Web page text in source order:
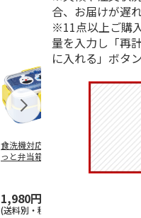
食洗機対応 2段ふわ
っと弁当箱 パペッ
1,980円
(送料別・税込)
抗菌食洗機
わっと弁当
水森亜土 PF
合、お届けが遅
※11点以上ご購
量を入力し「再
に入れる」ボタ